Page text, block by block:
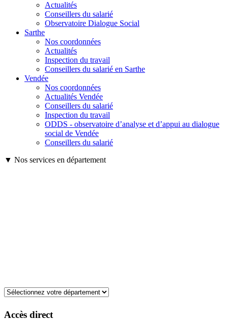
Actualités
Conseillers du salarié
Observatoire Dialogue Social
Sarthe
Nos coordonnées
Actualités
Inspection du travail
Conseillers du salarié en Sarthe
Vendée
Nos coordonnées
Actualités Vendée
Conseillers du salarié
Inspection du travail
ODDS - observatoire d’analyse et d’appui au dialogue
social de Vendée
Conseillers du salarié
▼ Nos services en département
Accès direct